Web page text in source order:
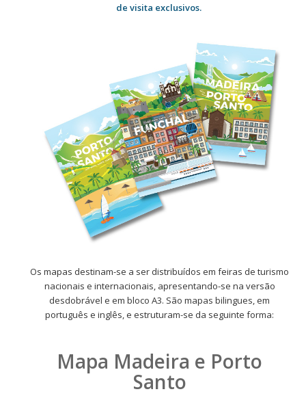
de visita exclusivos.
Os mapas destinam-se a ser distribuídos em feiras de turismo
nacionais e internacionais, apresentando-se na versão
desdobrável e em bloco A3. São mapas bilingues, em
português e inglês, e estruturam-se da seguinte forma:
Mapa Madeira e Porto
Santo